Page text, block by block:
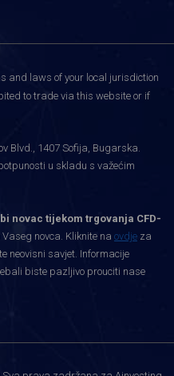
and laws of your local jurisdiction
to trade via this website or if
Blvd., 1407 Sofija, Bugarska.
u skladu s važećim
novac tijekom trgovanja CFD-
novca. Kliknite na ovdje za
neovisni savjet. Informacije
biste pazljivo prouciti nase